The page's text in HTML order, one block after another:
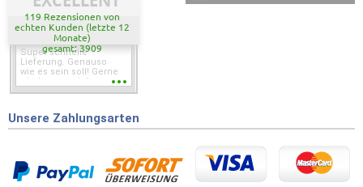
119 Rezensionen von
echten Kunden (letzte 12
Monate)
gesamt: 3909
Super schnelle
Lieferung. Genauso
wie es sein soll! Gerne
wieder wenn ich was
Unsere Zahlungsarten